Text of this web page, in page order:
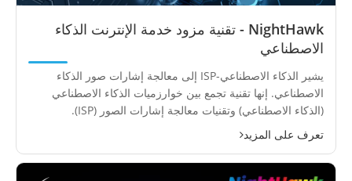
NightHawk - تقنية مزود خدمة الإنترنت الذكاء
الاصطناعي
يشير الذكاء الاصطناعي-ISP إلى معالجة إشارات صور الذكاء
الاصطناعي. إنها تقنية تجمع بين خوارزميات الذكاء الاصطناعي
(الذكاء الاصطناعي) وتقنيات معالجة إشارات الصور (ISP).
تعرف على المزيد